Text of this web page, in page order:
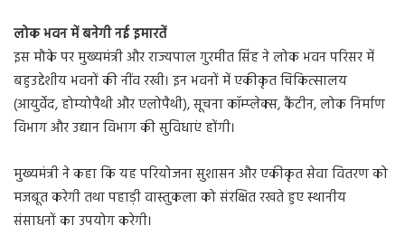
लोक भवन में बनेगी नई इमारतें
इस मौके पर मुख्यमंत्री और राज्यपाल गुरमीत सिंह ने लोक भवन परिसर में
बहुउद्देशीय भवनों की नींव रखी। इन भवनों में एकीकृत चिकित्सालय
(आयुर्वेद, होम्योपैथी और एलोपैथी), सूचना कॉम्प्लेक्स, कैंटीन, लोक निर्माण
विभाग और उद्यान विभाग की सुविधाएं होंगी।
मुख्यमंत्री ने कहा कि यह परियोजना सुशासन और एकीकृत सेवा वितरण को
मजबूत करेगी तथा पहाड़ी वास्तुकला को संरक्षित रखते हुए स्थानीय
संसाधनों का उपयोग करेगी।